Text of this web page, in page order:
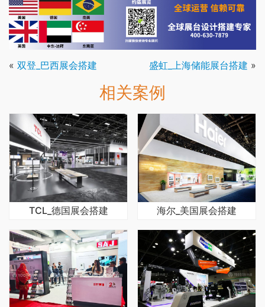
« 双登_巴西展会搭建 盛虹_上海储能展台搭建 »
相关案例
TCL_德国展会搭建 海尔_美国展会搭建